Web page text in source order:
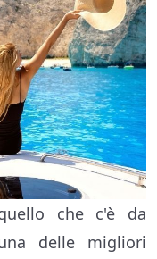
che c'è da
delle migliori